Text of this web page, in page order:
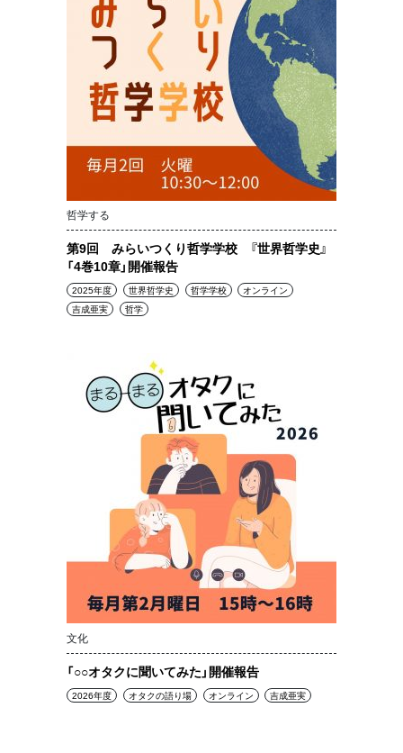
哲学する
第9回 みらいつくり哲学学校 『世界哲学史』
「4巻10章」開催報告
2025年度 世界哲学史 哲学学校
オンライン
吉成亜実
哲学
文化
「○○オタクに聞いてみた」開催報告
2026年度 オタクの語り場 オンライン 吉成亜実